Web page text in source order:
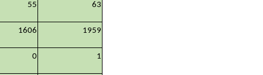
55 63
1606 1959
0 1